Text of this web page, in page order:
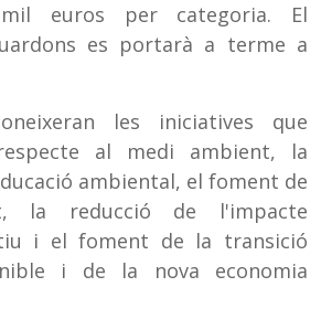
euros per categoria. El
es portarà a terme a
les iniciatives que
al medi ambient, la
ambiental, el foment de
la reducció de l'impacte
i el foment de la transició
i de la nova economia